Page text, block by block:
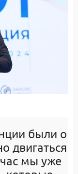
были о
двигаться
мы уже